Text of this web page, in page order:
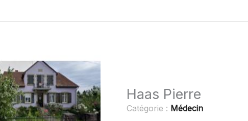
Haas Pierre
Catégorie : Médecin